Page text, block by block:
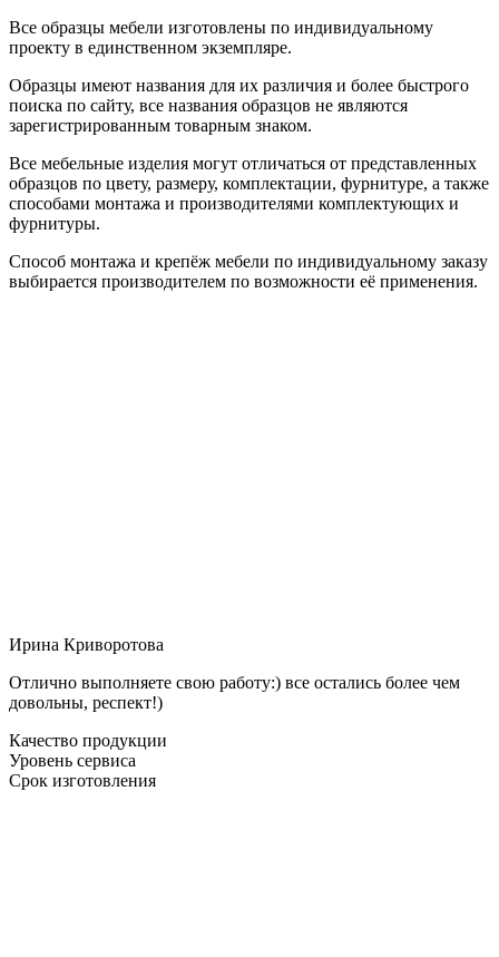
Все образцы мебели изготовлены по индивидуальному
проекту в единственном экземпляре.
Образцы имеют названия для их различия и более быстрого
поиска по сайту, все названия образцов не являются
зарегистрированным товарным знаком.
Все мебельные изделия могут отличаться от представленных
образцов по цвету, размеру, комплектации, фурнитуре, а также
способами монтажа и производителями комплектующих и
фурнитуры.
Способ монтажа и крепёж мебели по индивидуальному заказу
выбирается производителем по возможности её применения.
Ирина Криворотова
Отлично выполняете свою работу:) все остались более чем
довольны, респект!)
Качество продукции
Уровень сервиса
Срок изготовления